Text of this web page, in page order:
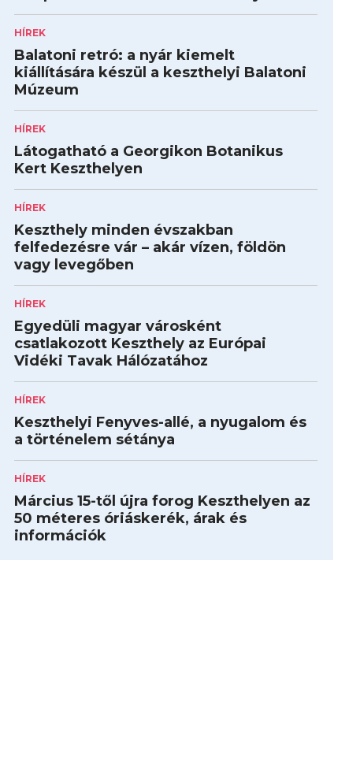
HÍREK
Balatoni retró: a nyár kiemelt
kiállítására készül a keszthelyi Balatoni
Múzeum
HÍREK
Látogatható a Georgikon Botanikus
Kert Keszthelyen
HÍREK
Keszthely minden évszakban
felfedezésre vár – akár vízen, földön
vagy levegőben
HÍREK
Egyedüli magyar városként
csatlakozott Keszthely az Európai
Vidéki Tavak Hálózatához
HÍREK
Keszthelyi Fenyves-allé, a nyugalom és
a történelem sétánya
HÍREK
Március 15-től újra forog Keszthelyen az
50 méteres óriáskerék, árak és
információk